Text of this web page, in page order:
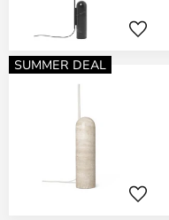
SUMMER DEAL